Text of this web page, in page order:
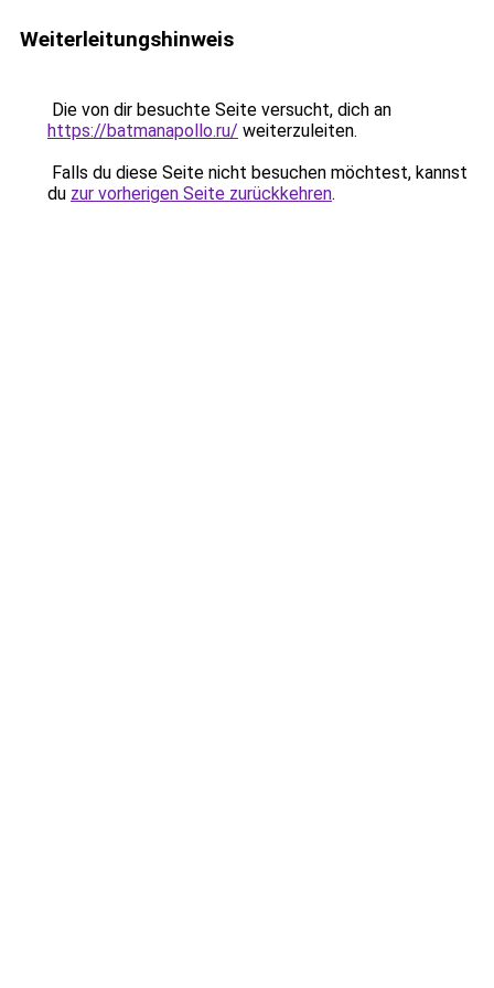
Weiterleitungshinweis
Die von dir besuchte Seite versucht, dich an
https://batmanapollo.ru/ weiterzuleiten.
Falls du diese Seite nicht besuchen möchtest, kannst
du zur vorherigen Seite zurückkehren.